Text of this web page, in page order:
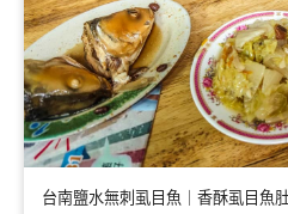
台南鹽水無刺虱目魚｜香酥虱目魚